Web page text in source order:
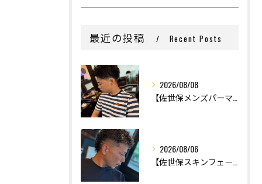
最近の投稿 Recent Posts
2026/08/08
2026/08/06